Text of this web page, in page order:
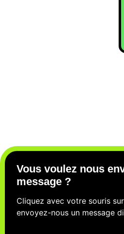
Vous voulez nous
message ?
Cliquez avec votre souris
envoyez-nous un message